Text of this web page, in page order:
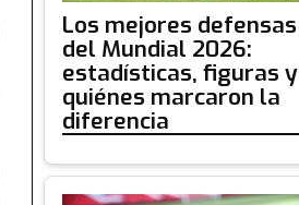
Los mejores defensas
del Mundial 2026:
estadísticas, figuras y
quiénes marcaron la
diferencia